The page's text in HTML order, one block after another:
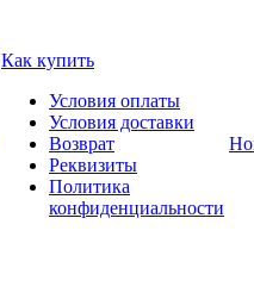
Как купить
Условия оплаты
Условия доставки
Возврат
Реквизиты
Политика
конфиденциальности